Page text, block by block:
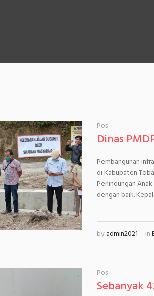
Pos
Dinas
Pembangunan
di Kabupaten
Perlindungan
dengan baik.
byadmin2021 in
Pos
Sebanyak